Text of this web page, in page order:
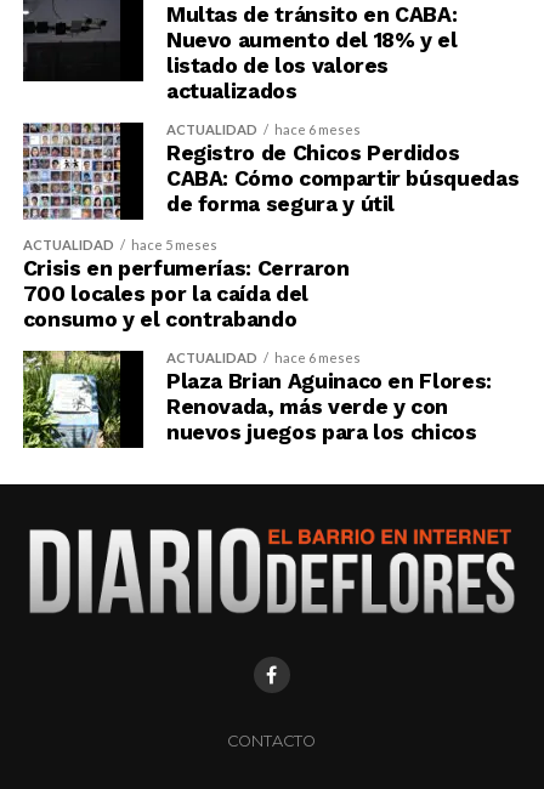
Multas de tránsito en CABA:
Nuevo aumento del 18% y el
listado de los valores
actualizados
ACTUALIDAD hace 6 meses
Registro de Chicos Perdidos
CABA: Cómo compartir búsquedas
de forma segura y útil
ACTUALIDAD hace 5 meses
Crisis en perfumerías: Cerraron
700 locales por la caída del
consumo y el contrabando
ACTUALIDAD hace 6 meses
Plaza Brian Aguinaco en Flores:
Renovada, más verde y con
nuevos juegos para los chicos
CONTACTO